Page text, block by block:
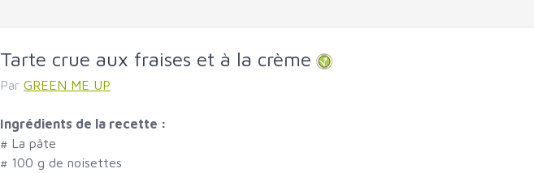
Tarte crue aux fraises et à la crème
Par GREEN ME UP
Ingrédients de la recette :
# La pâte
# 100 g de noisettes